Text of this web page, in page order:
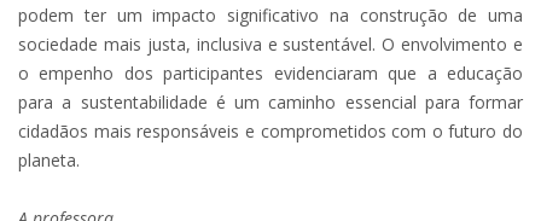
podem ter um impacto significativo na construção de uma
sociedade mais justa, inclusiva e sustentável. O envolvimento e
o empenho dos participantes evidenciaram que a educação
para a sustentabilidade é um caminho essencial para formar
cidadãos mais responsáveis e comprometidos com o futuro do
planeta.